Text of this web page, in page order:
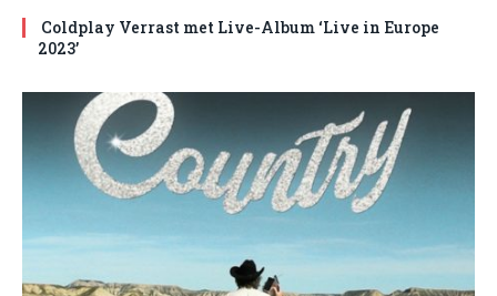
Coldplay Verrast met Live-Album ‘Live in Europe
2023’